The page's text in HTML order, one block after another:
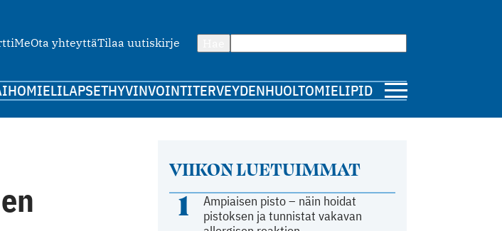
MeOta yhteyttäTilaa uutiskirje
IHOMIELILAPSETHYVINVOINTITERVEYDENHUOLTOMIELIPIDE
VIIKON LUETUIMMAT
1
Ampiaisen pisto – näin hoidat
pistoksen ja tunnistat vakavan